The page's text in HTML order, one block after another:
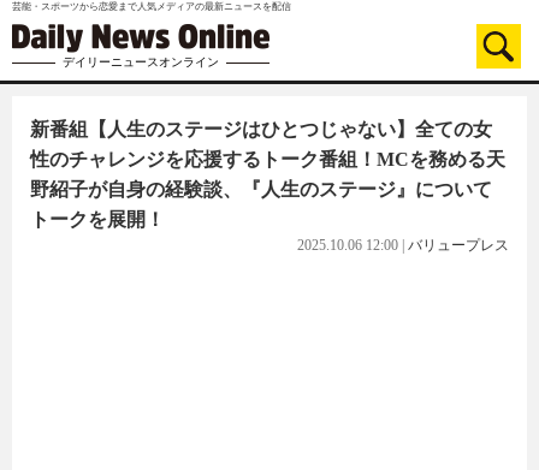
芸能・スポーツから恋愛まで人気メディアの最新ニュースを配信
デイリーニュースオンライン
新番組【人生のステージはひとつじゃない】全ての女
性のチャレンジを応援するトーク番組！MCを務める天
野紹子が自身の経験談、『人生のステージ』について
トークを展開！
2025.10.06 12:00 バリュープレス